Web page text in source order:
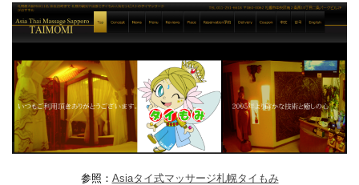
参照： Asiaタイ式マッサージ札幌タイもみ